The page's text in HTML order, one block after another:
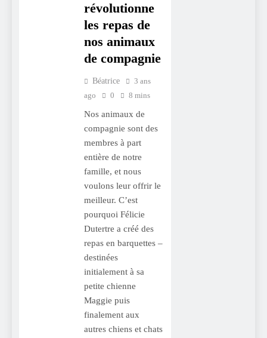
révolutionne
les repas de
nos animaux
de compagnie
Béatrice
3 ans
ago
0 8 mins
Nos animaux de
compagnie sont des
membres à part
entière de notre
famille, et nous
voulons leur offrir le
meilleur. C’est
pourquoi Félicie
Dutertre a créé des
repas en barquettes –
destinées
initialement à sa
petite chienne
Maggie puis
finalement aux
autres chiens et chats